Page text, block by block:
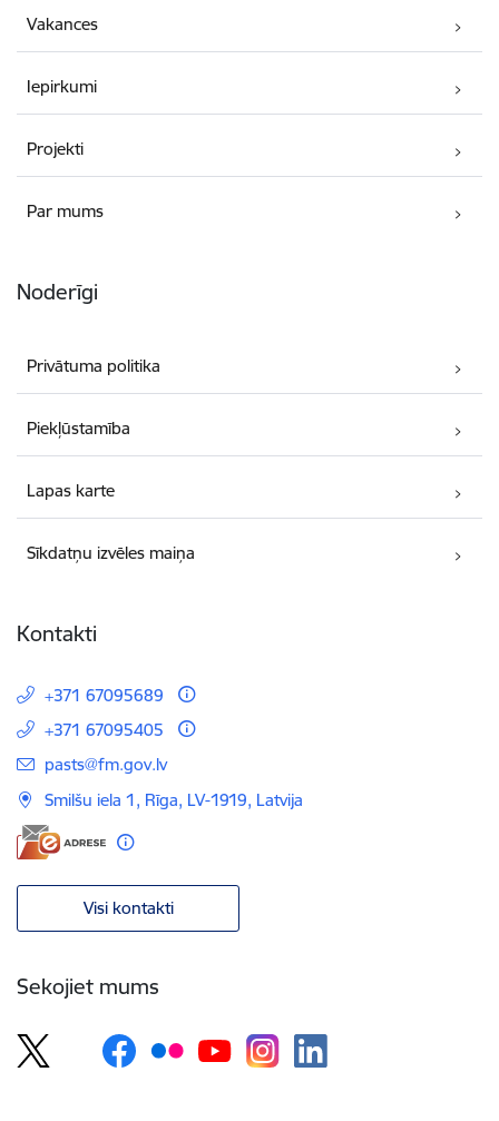
Vakances
Iepirkumi
Projekti
Par mums
Noderīgi
Privātuma politika
Piekļūstamība
Lapas karte
Sīkdatņu izvēles maiņa
Kontakti
+371 67095689
+371 67095405
E-pasts:
pasts@fm.gov.lv
Smilšu iela 1, Rīga, LV-1919, Latvija
Visi kontakti
Sekojiet mums